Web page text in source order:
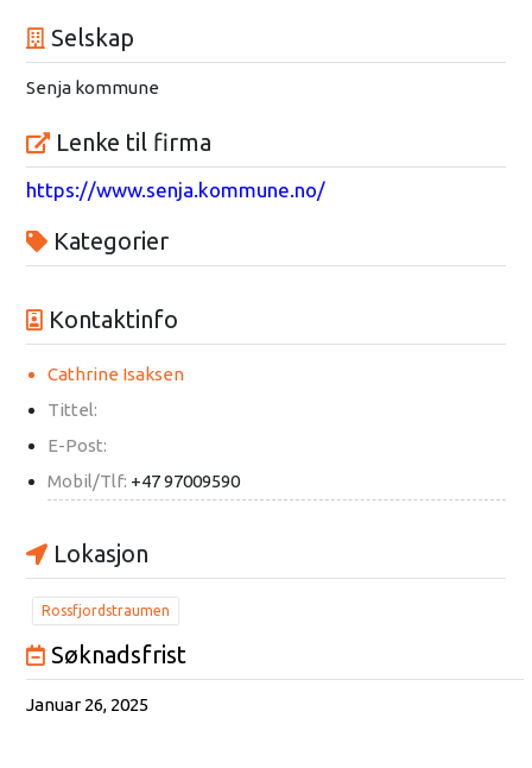
Selskap
Senja kommune
Lenke til firma
https://www.senja.kommune.no/
Kategorier
Kontaktinfo
Cathrine Isaksen
Tittel:
E-Post:
Mobil/Tlf: +47 97009590
Lokasjon
Rossfjordstraumen
Søknadsfrist
Januar 26, 2025